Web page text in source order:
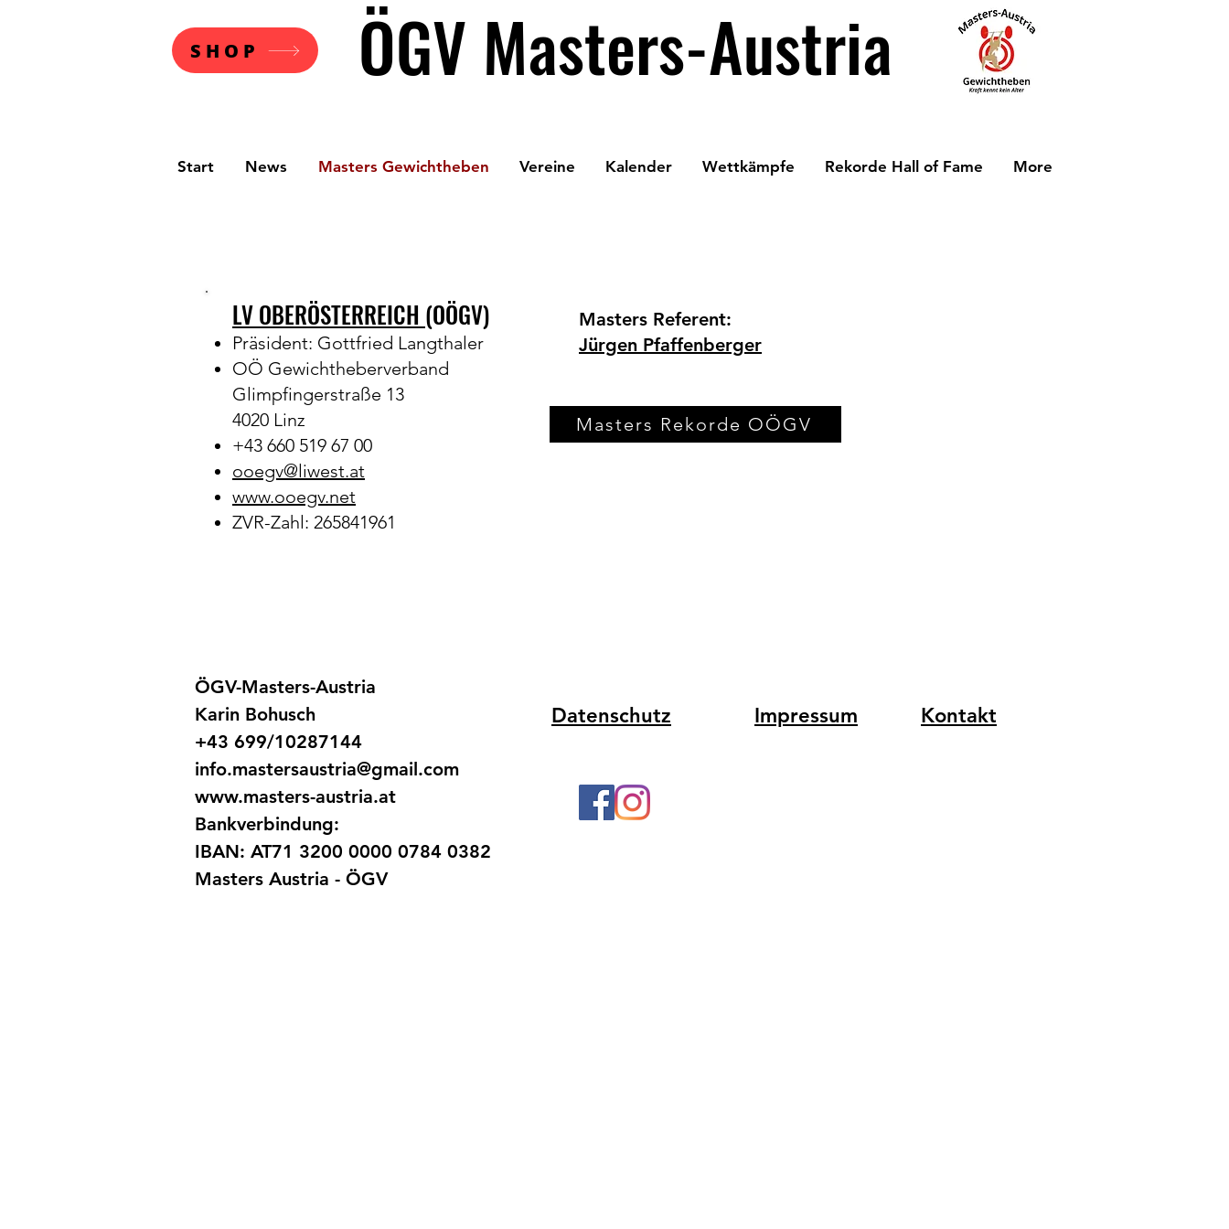
ÖGV Masters-Austria
SHOP
Start News Masters Gewichtheben Vereine Kalender Wettkämpfe Rekorde Hall of Fame More
Masters Referent:
Jürgen Pfaffenberger
LV OBERÖSTERREICH (OÖGV)
Präsident: Gottfried Langthaler
OÖ Gewichtheberverband
Glimpfingerstraße 13
4020 Linz
+43 660 519 67 00
ooegv@liwest.at
www.ooegv.net
ZVR-Zahl: 265841961
Masters Rekorde OÖGV
ÖGV-Masters-Austria
Karin Bohusch
+43 699/10287144
info.mastersaustria@gmail.com
www.masters-austria.at
Bankverbindung:
IBAN: AT71 3200 0000 0784 0382
Masters Austria - ÖGV
Datenschutz Impressum Kontakt